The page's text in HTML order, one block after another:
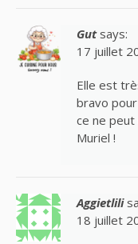
Gut says:
17 juillet
Elle est
bravo
ce ne peut
Muriel !
Aggietlili
18 juillet